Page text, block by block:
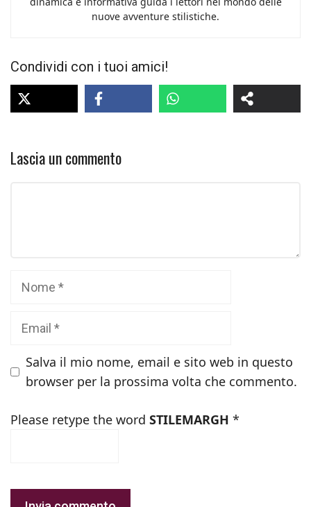
nuove avventure stilistiche.
Condividi con i tuoi amici!
Lascia un commento
Salva il mio nome, email e sito web in questo
browser per la prossima volta che commento.
Please retype the word STILEMARGH *